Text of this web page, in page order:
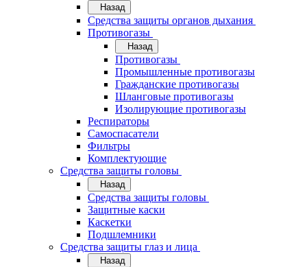
Назад
Средства защиты органов дыхания
Противогазы
Назад
Противогазы
Промышленные противогазы
Гражданские противогазы
Шланговые противогазы
Изолирующие противогазы
Респираторы
Самоспасатели
Фильтры
Комплектующие
Средства защиты головы
Назад
Средства защиты головы
Защитные каски
Каскетки
Подшлемники
Средства защиты глаз и лица
Назад